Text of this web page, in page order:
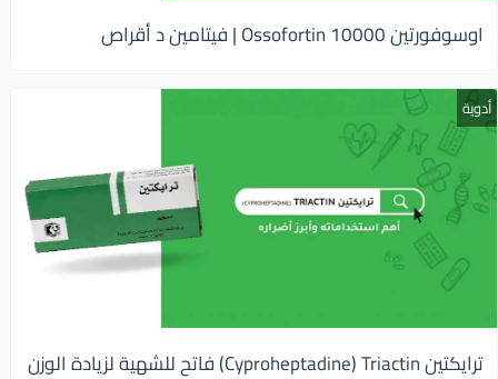
اوسوفورتين 10000 Ossofortin | فيتامين د أقراص
أدوية
ترايكتين Cyproheptadine) Triactin) فاتح للشهية لزيادة الوزن